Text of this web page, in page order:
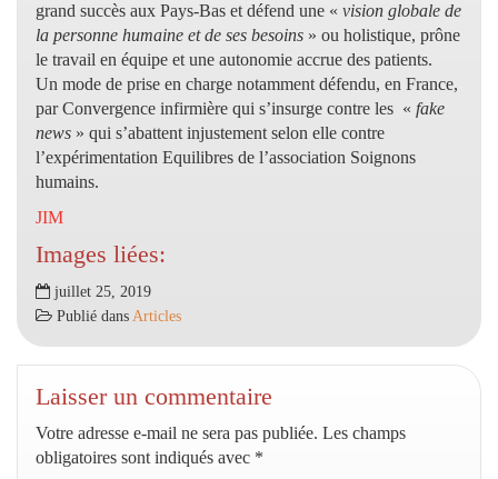
grand succès aux Pays-Bas et défend une « vision globale de
la personne humaine et de ses besoins » ou holistique, prône
le travail en équipe et une autonomie accrue des patients.
Un mode de prise en charge notamment défendu, en France,
par Convergence infirmière qui s’insurge contre les « fake
news » qui s’abattent injustement selon elle contre
l’expérimentation Equilibres de l’association Soignons
humains.
JIM
Images liées:
juillet 25, 2019
Publié dans Articles
Laisser un commentaire
Votre adresse e-mail ne sera pas publiée. Les champs
obligatoires sont indiqués avec *